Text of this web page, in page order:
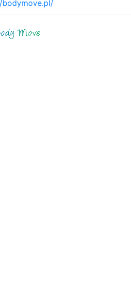
bodymove.pl/